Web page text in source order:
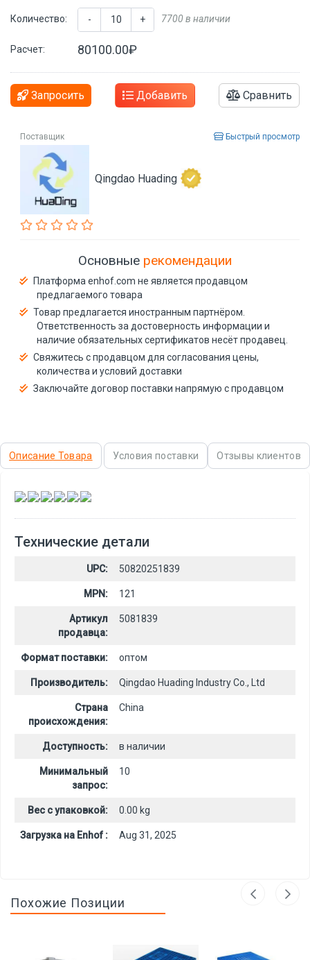
Количество: - + 7700 в наличии
Расчет: 80100.00₽
Запросить Добавить Сравнить
Поставщик Быстрый просмотр
Qingdao Huading
Основные рекомендации
Платформа enhof.com не является продавцом
предлагаемого товара
Товар предлагается иностранным партнёром.
Ответственность за достоверность информации и
наличие обязательных сертификатов несёт продавец.
Свяжитесь с продавцом для согласования цены,
количества и условий доставки
Заключайте договор поставки напрямую с продавцом
Описание Товара Условия поставки Отзывы клиентов
, , , , ,
Технические детали
UPC: 50820251839
MPN: 121
Артикул
продавца:
5081839
Формат поставки: оптом
Производитель: Qingdao Huading Industry Co., Ltd
Страна
происхождения:
China
Доступность: в наличии
Минимальный
запрос:
10
Вес с упаковкой: 0.00 kg
Загрузка на Enhof : Aug 31, 2025
Похожие Позиции